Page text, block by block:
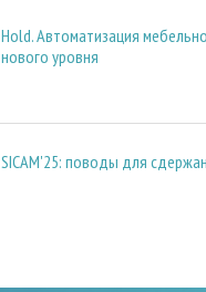
Hold. Автоматизация
нового уровня
SICAM'25: поводы для